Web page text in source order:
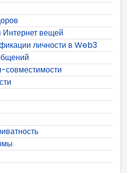
Интернет вещей
личности в Web3
совместимости